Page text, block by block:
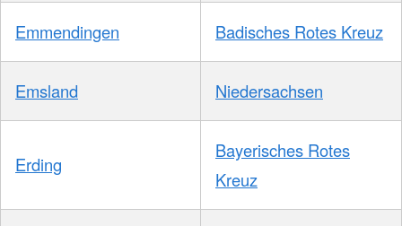
Emmendingen Badisches Rotes Kreuz
Emsland Niedersachsen
Erding
Bayerisches Rotes
Kreuz